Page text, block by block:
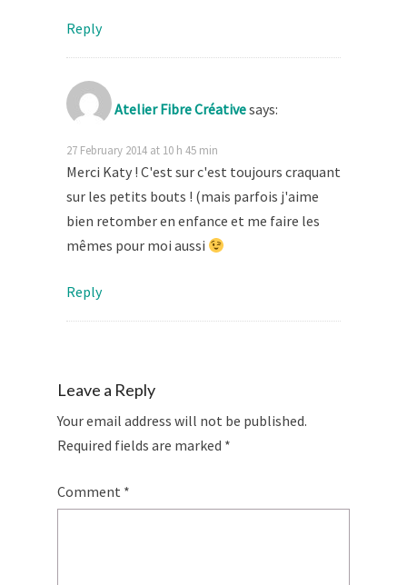
Reply
Atelier Fibre Créativesays:
27 February 2014 at 10 h 45 min
Merci Katy ! C'est sur c'est toujours craquant
sur les petits bouts ! (mais parfois j'aime
bien retomber en enfance et me faire les
mêmes pour moi aussi
Reply
Leave a Reply
Your email address will not be published.
Required fields are marked *
Comment *